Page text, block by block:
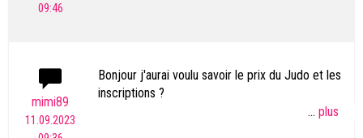
09:46
mimi89
11.09.2023
Bonjour j'aurai voulu savoir le prix du Judo et les
inscriptions ?
...